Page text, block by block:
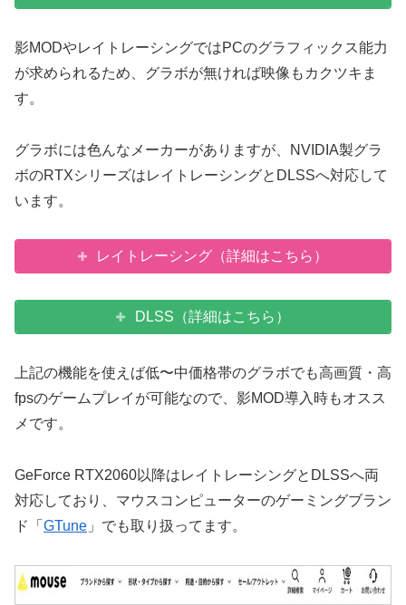
影MODやレイトレーシングではPCのグラフィックス能力
が求められるため、グラボが無ければ映像もカクツキま
す。
グラボには色んなメーカーがありますが、NVIDIA製グラ
ボのRTXシリーズはレイトレーシングとDLSSへ対応して
います。
レイトレーシング（詳細はこちら）
DLSS（詳細はこちら）
上記の機能を使えば低〜中価格帯のグラボでも高画質・高
fpsのゲームプレイが可能なので、影MOD導入時もオスス
メです。
GeForce RTX2060以降はレイトレーシングとDLSSへ両
対応しており、マウスコンピューターのゲーミングブラン
ド「 GTune 」でも取り扱ってます。